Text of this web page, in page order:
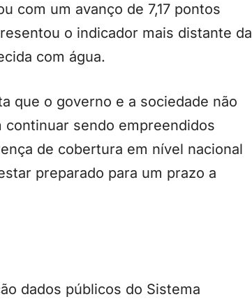
com um avanço de 7,17 pontos
o indicador mais distante da
com água.
que o governo e a sociedade não
continuar sendo empreendidos
de cobertura em nível nacional
preparado para um prazo a
dados públicos do Sistema